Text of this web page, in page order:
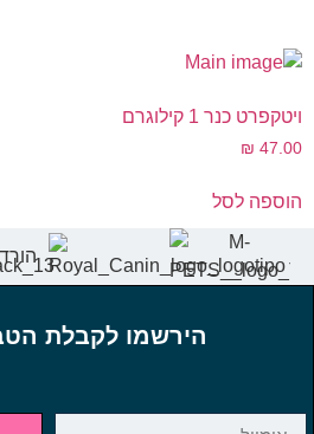
ויטקפרט כנר 1 קילוגרם
₪ 47.00
הוספה לסל
הירשמו לקבלת